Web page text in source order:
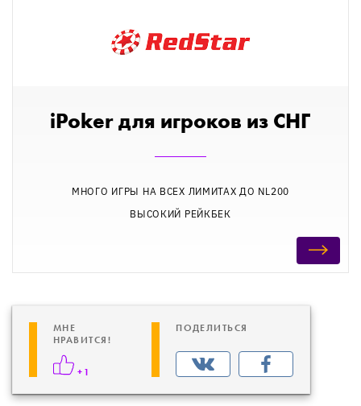
iPoker для игроков из СНГ
МНОГО ИГРЫ НА ВСЕХ ЛИМИТАХ ДО NL200
ВЫСОКИЙ РЕЙКБЕК
МНЕ
НРАВИТСЯ!
+1
ПОДЕЛИТЬСЯ